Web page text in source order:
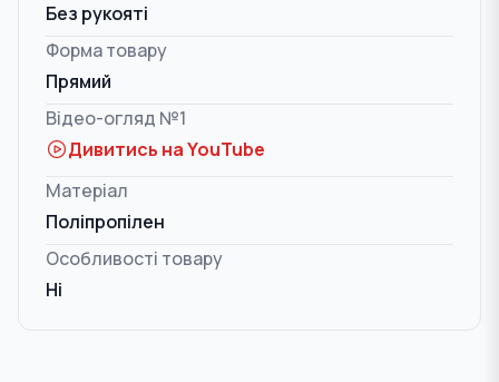
Без рукояті
Форма товару
Прямий
Відео-огляд №1
Дивитись на YouTube
Матеріал
Поліпропілен
Особливості товару
Ні